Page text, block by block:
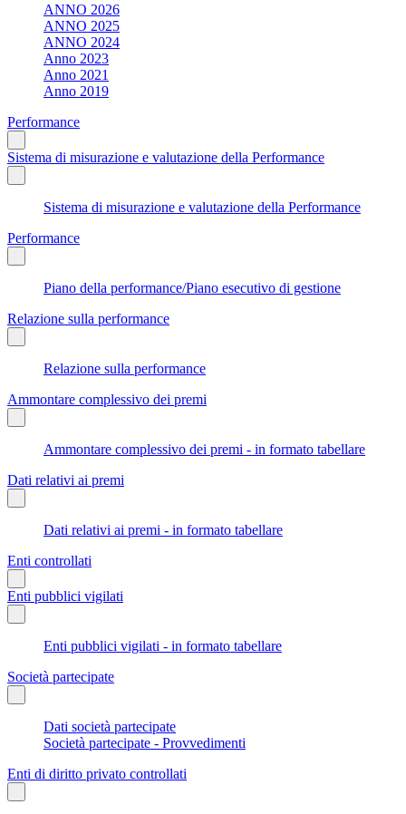
ANNO 2026
ANNO 2025
ANNO 2024
Anno 2023
Anno 2021
Anno 2019
Performance
Sistema di misurazione e valutazione della Performance
Sistema di misurazione e valutazione della Performance
Performance
Piano della performance/Piano esecutivo di gestione
Relazione sulla performance
Relazione sulla performance
Ammontare complessivo dei premi
Ammontare complessivo dei premi - in formato tabellare
Dati relativi ai premi
Dati relativi ai premi - in formato tabellare
Enti controllati
Enti pubblici vigilati
Enti pubblici vigilati - in formato tabellare
Società partecipate
Dati società partecipate
Società partecipate - Provvedimenti
Enti di diritto privato controllati